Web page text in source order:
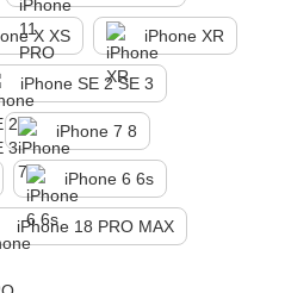
X XS iPhone XR
iPhone SE 2 SE 3
iPhone 7 8
iPhone 6 6s
iPhone 18 PRO MAX